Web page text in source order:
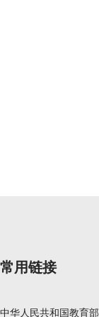
常用链接
中华人民共和国教育部